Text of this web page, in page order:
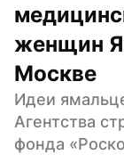
женщин
Москве
Идеи
Агентства
фонда